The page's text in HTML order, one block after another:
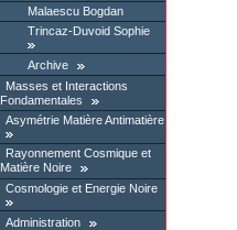
Malaescu Bogdan
Trincaz-Duvoid Sophie
Archive
Masses et Interactions
Fondamentales
Asymétrie Matière Antimatière
Rayonnement Cosmique et
Matière Noire
Cosmologie et Energie Noire
Administration